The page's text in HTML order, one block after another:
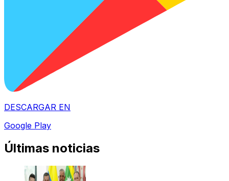
DESCARGAR EN
Google Play
Últimas noticias